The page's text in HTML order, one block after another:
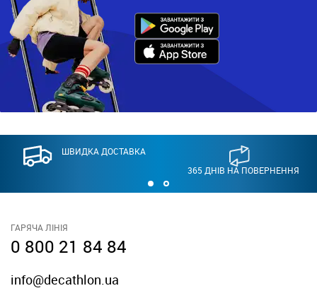
ШВИДКА ДОСТАВКА
365 ДНІВ НА ПОВЕРНЕННЯ
ГАРЯЧА ЛІНІЯ
0 800 21 84 84
info@decathlon.ua